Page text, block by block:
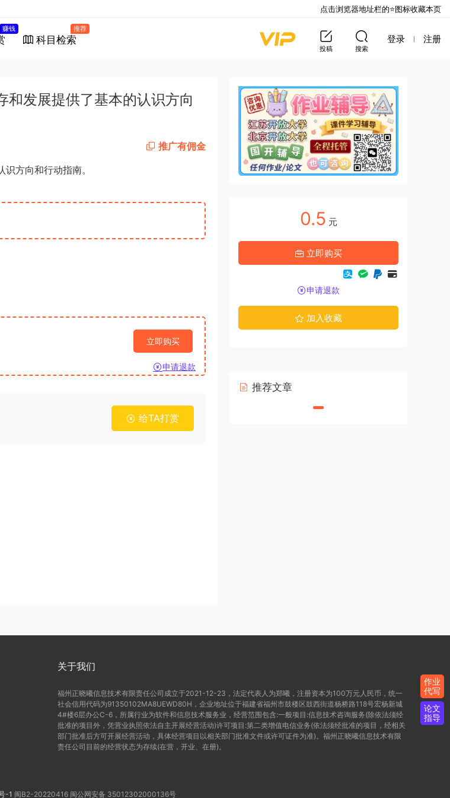
赚钱
科目检索
推荐
投稿 搜索
登录 注册
发展提供了基本的认识方向
推广有佣金
方向和行动指南。
立即购买
申请退款
给TA打赏
0.5 元
立即购买
申请退款
加入收藏
推荐文章
关于我们
福州正晓曦信息技术有限责任公司成立于2021-12-23，法定代表人为郑曦，注册资本为100万元人民币，统一
社会信用代码为91350102MA8UEWD80H，企业地址位于福建省福州市鼓楼区鼓西街道杨桥路118号宏杨新城
4#楼6层办公C-6，所属行业为软件和信息技术服务业，经营范围包含:一般项目:信息技术咨询服务(除依法须经
批准的项目外，凭营业执照依法自主开展经营活动)许可项目:第二类增值电信业务(依法须经批准的项目，经相关
部门批准后方可开展经营活动，具体经营项目以相关部门批准文件或许可证件为准)。福州正晓曦信息技术有限
责任公司目前的经营状态为存续(在营，开业、在册)。
-1 闽B2-20220416 闽公网安备 35012302000136号
点击浏览器地址栏的⭐图标收藏本页
作业
代写
论文
指导